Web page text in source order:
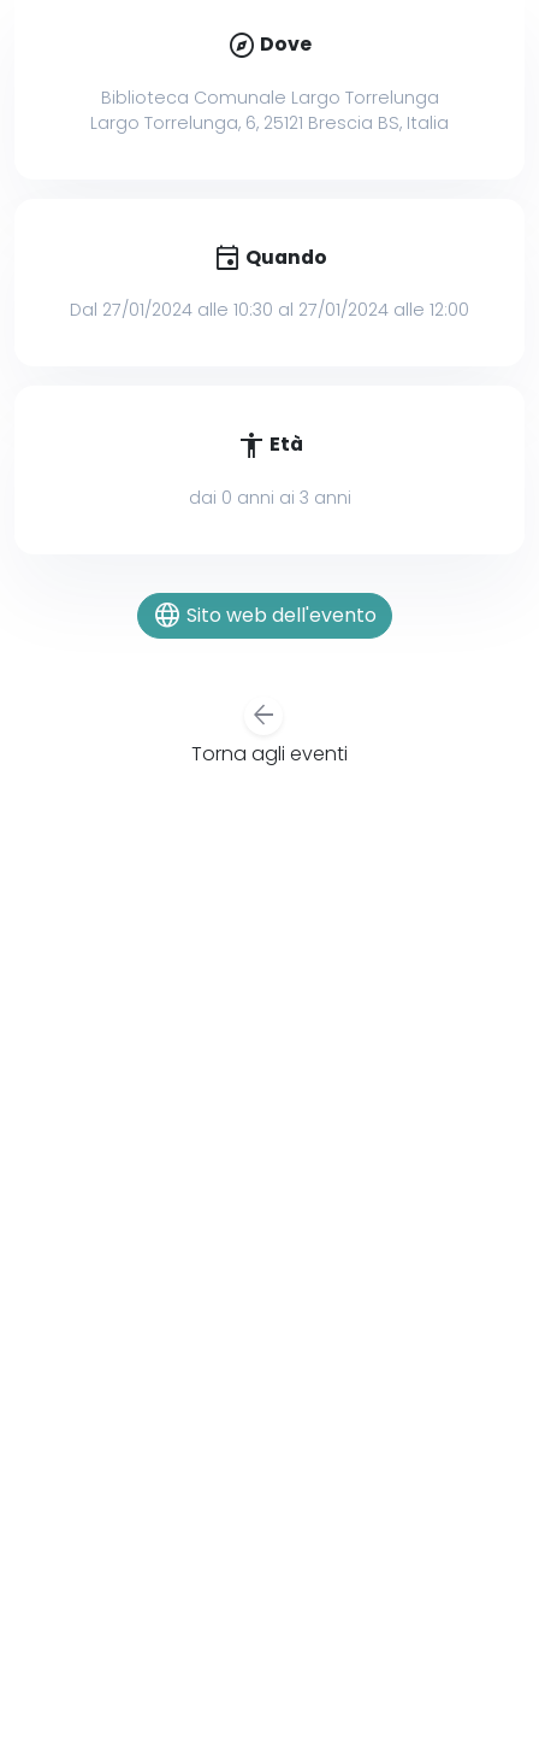
explore Dove
Biblioteca Comunale Largo Torrelunga
Largo Torrelunga, 6, 25121 Brescia BS, Italia
event Quando
Dal 27/01/2024 alle 10:30 al 27/01/2024 alle 12:00
accessibility Età
dai 0 anni ai 3 anni
language Sito web dell'evento
arrow_back
Torna agli eventi